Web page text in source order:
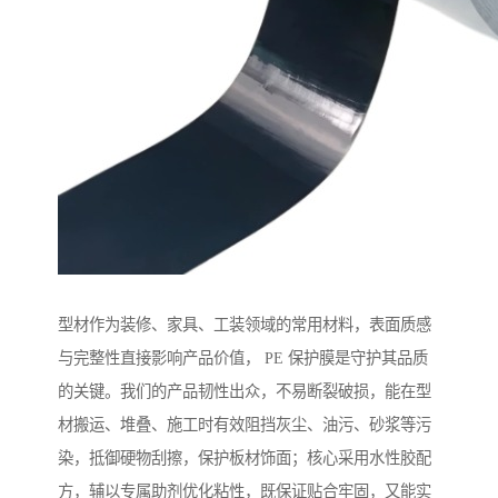
型材作为装修、家具、工装领域的常用材料，表面质感
与完整性直接影响产品价值， PE 保护膜是守护其品质
的关键。我们的产品韧性出众，不易断裂破损，能在型
材搬运、堆叠、施工时有效阻挡灰尘、油污、砂浆等污
染，抵御硬物刮擦，保护板材饰面；核心采用水性胶配
方，辅以专属助剂优化粘性，既保证贴合牢固，又能实